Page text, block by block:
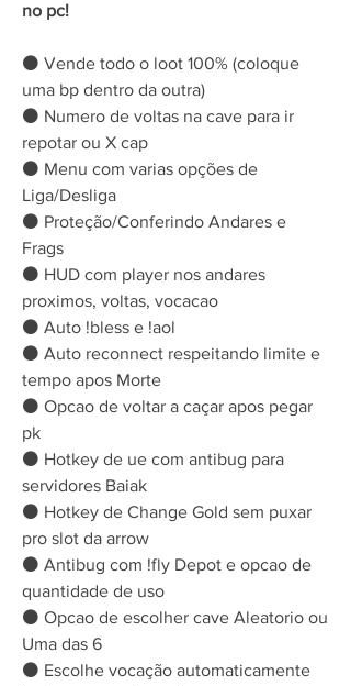
no pc!
⚫ Vende todo o loot 100% (coloque
uma bp dentro da outra)
⚫ Numero de voltas na cave para ir
repotar ou X cap
⚫ Menu com varias opções de
Liga/Desliga
⚫ Proteção/Conferindo Andares e
Frags
⚫ HUD com player nos andares
proximos, voltas, vocacao
⚫ Auto !bless e !aol
⚫ Auto reconnect respeitando limite e
tempo apos Morte
⚫ Opcao de voltar a caçar apos pegar
pk
⚫ Hotkey de ue com antibug para
servidores Baiak
⚫ Hotkey de Change Gold sem puxar
pro slot da arrow
⚫ Antibug com !fly Depot e opcao de
quantidade de uso
⚫ Opcao de escolher cave Aleatorio ou
Uma das 6
⚫ Escolhe vocação automaticamente